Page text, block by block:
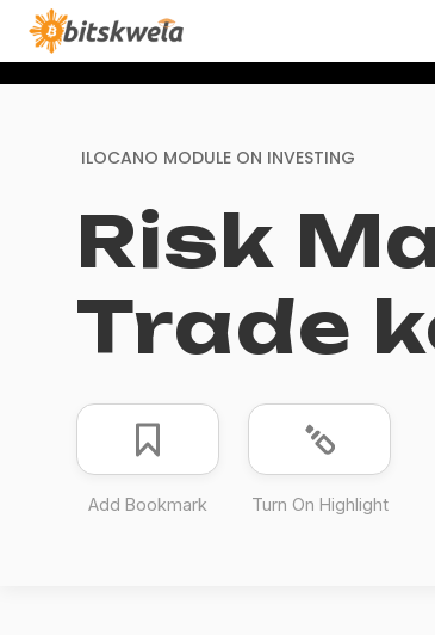
ILOCANO MODULE ON INVESTING
Risk
Trade
Add Bookmark Turn On Highlight